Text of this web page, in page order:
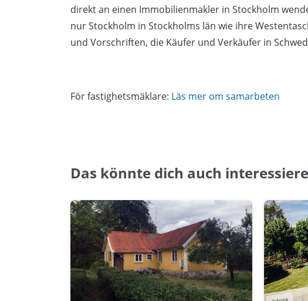
direkt an einen Immobilienmakler in Stockholm
nur Stockholm in Stockholms län wie ihre
und Vorschriften, die Käufer und Verkäufer in
För fastighetsmäklare: Läs mer om samarbeten
Das könnte dich auch